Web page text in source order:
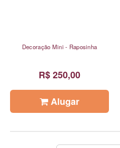
Decoração Mini - Raposinha
R$ 250,00
Alugar